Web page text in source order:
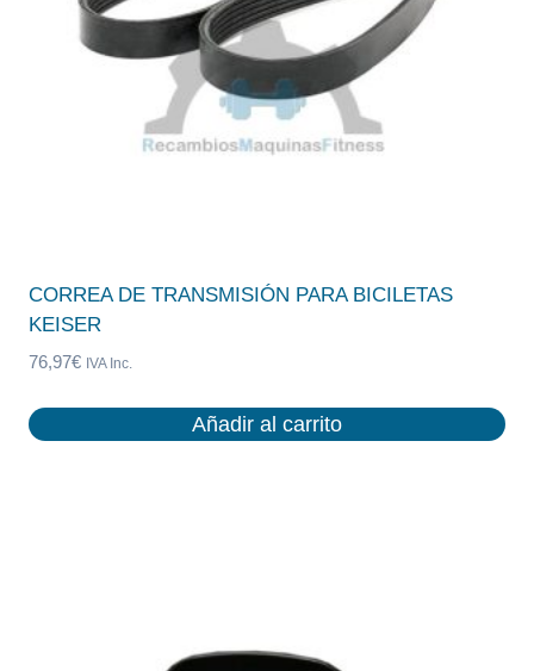
CORREA DE TRANSMISIÓN PARA BICILETAS
KEISER
76,97€ IVA Inc.
Añadir al carrito